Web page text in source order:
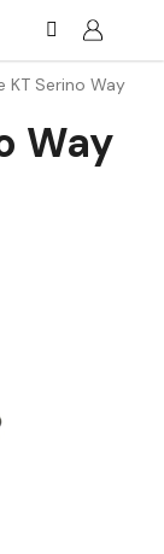
KT Serino Way
Way